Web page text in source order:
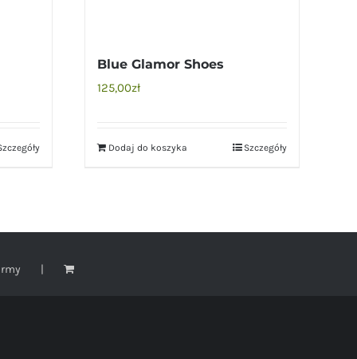
Blue Glamor Shoes
125,00zł
Dodaj do koszyka Szczegóły